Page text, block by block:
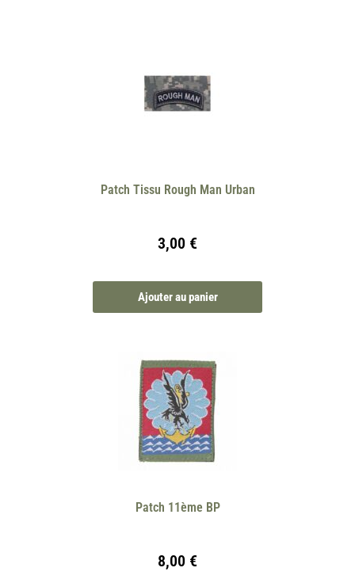
Patch Tissu Rough Man Urban
3,00 €
Ajouter au panier
Patch 11ème BP
8,00 €